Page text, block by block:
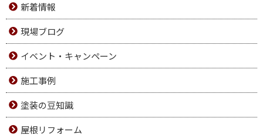
新着情報
現場ブログ
イベント・キャンペーン
施工事例
塗装の豆知識
屋根リフォーム